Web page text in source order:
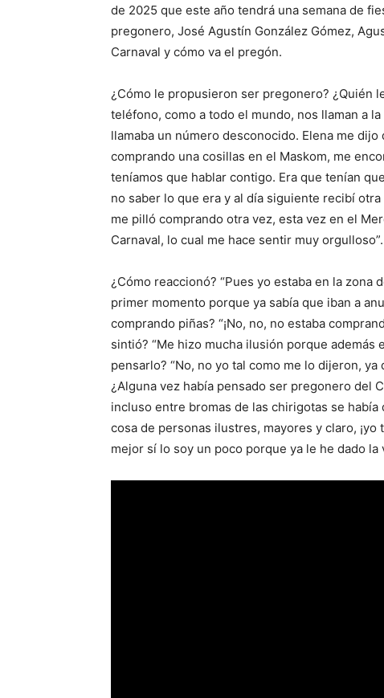
de 2025 que este año tendrá una semana de
pregonero, José Agustín González Gómez,
Carnaval y cómo va el pregón.
¿Cómo le propusieron ser pregonero? ¿Quién
teléfono, como a todo el mundo, nos llaman a
llamaba un número desconocido. Elena me
comprando una cosillas en el Maskom, me
teníamos que hablar contigo. Era que tenían
no saber lo que era y al día siguiente recibí
me pilló comprando otra vez, esta vez en el
Carnaval, lo cual me hace sentir muy orgulloso”.
¿Cómo reaccionó? “Pues yo estaba en la
primer momento porque ya sabía que iban a
comprando piñas? “¡No, no, no estaba
sintió? “Me hizo mucha ilusión porque además
pensarlo? “No, no yo tal como me lo dijeron,
¿Alguna vez había pensado ser pregonero del
incluso entre bromas de las chirigotas se
cosa de personas ilustres, mayores y claro,
mejor sí lo soy un poco porque ya le he dado la